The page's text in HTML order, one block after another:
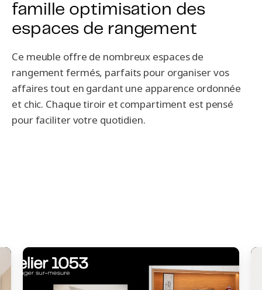
famille optimisation des
espaces de rangement
Ce meuble offre de nombreux espaces de
rangement fermés, parfaits pour organiser vos
affaires tout en gardant une apparence ordonnée
et chic. Chaque tiroir et compartiment est pensé
pour faciliter votre quotidien.